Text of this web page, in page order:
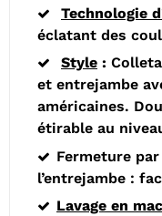
Technologie
éclatant des
Style :
et entrejambe
américaines.
étirable au
Fermeture
l’entrejambe :
Lavage en